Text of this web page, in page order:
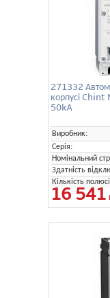
271332
корпусі
50kA
Виробник:
Серія:
Номінальний
Здатність
Кількість
16 541